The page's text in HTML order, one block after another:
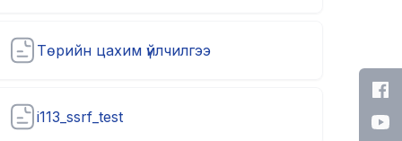
Төрийн цахим үйлчилгээ
i113_ssrf_test